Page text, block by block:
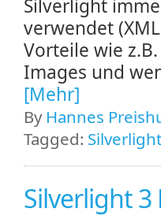
Silverlight
verwendet
Vorteile wie
Images und
[Mehr]
By Hannes
Tagged: Silverlight
Silverlight 3